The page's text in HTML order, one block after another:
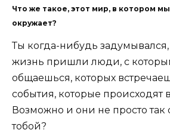
Что же такое, этот мир, в котором
окружает?
Ты когда-нибудь
жизнь пришли люди, с
общаешься, которых
события, которые происходят
Возможно и они не просто так
тобой?